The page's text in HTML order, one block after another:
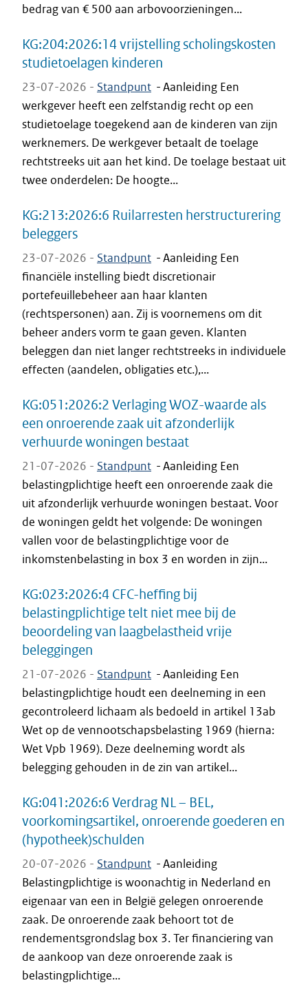
bedrag van € 500 aan arbovoorzieningen...
KG:204:2026:14 vrijstelling scholingskosten
studietoelagen kinderen
23-07-2026 - Standpunt -Aanleiding Een
werkgever heeft een zelfstandig recht op een
studietoelage toegekend aan de kinderen van zijn
werknemers. De werkgever betaalt de toelage
rechtstreeks uit aan het kind. De toelage bestaat uit
twee onderdelen: De hoogte...
KG:213:2026:6 Ruilarresten herstructurering
beleggers
23-07-2026 - Standpunt -Aanleiding Een
financiële instelling biedt discretionair
portefeuillebeheer aan haar klanten
(rechtspersonen) aan. Zij is voornemens om dit
beheer anders vorm te gaan geven. Klanten
beleggen dan niet langer rechtstreeks in individuele
effecten (aandelen, obligaties etc.),...
KG:051:2026:2 Verlaging WOZ-waarde als
een onroerende zaak uit afzonderlijk
verhuurde woningen bestaat
21-07-2026 - Standpunt -Aanleiding Een
belastingplichtige heeft een onroerende zaak die
uit afzonderlijk verhuurde woningen bestaat. Voor
de woningen geldt het volgende: De woningen
vallen voor de belastingplichtige voor de
inkomstenbelasting in box 3 en worden in zijn...
KG:023:2026:4 CFC-heffing bij
belastingplichtige telt niet mee bij de
beoordeling van laagbelastheid vrije
beleggingen
21-07-2026 - Standpunt -Aanleiding Een
belastingplichtige houdt een deelneming in een
gecontroleerd lichaam als bedoeld in artikel 13ab
Wet op de vennootschapsbelasting 1969 (hierna:
Wet Vpb 1969). Deze deelneming wordt als
belegging gehouden in de zin van artikel...
KG:041:2026:6 Verdrag NL – BEL,
voorkomingsartikel, onroerende goederen en
(hypotheek)schulden
20-07-2026 - Standpunt -Aanleiding
Belastingplichtige is woonachtig in Nederland en
eigenaar van een in België gelegen onroerende
zaak. De onroerende zaak behoort tot de
rendementsgrondslag box 3. Ter financiering van
de aankoop van deze onroerende zaak is
belastingplichtige...